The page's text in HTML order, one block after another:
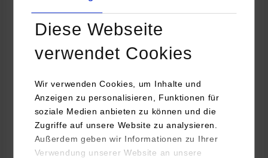
Diese Webseite
verwendet Cookies
Wir verwenden Cookies, um Inhalte und
Anzeigen zu personalisieren, Funktionen für
soziale Medien anbieten zu können und die
Zugriffe auf unsere Website zu analysieren.
Außerdem geben wir Informationen zu Ihrer
Verwendung unserer Website an unsere